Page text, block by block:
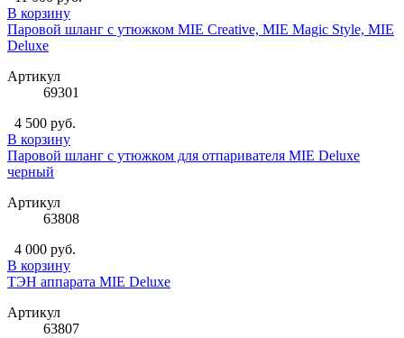
В корзину
Паровой шланг с утюжком MIE Creative, MIE Magic Style, MIE
Deluxe
Артикул
69301
4 500 руб.
В корзину
Паровой шланг с утюжком для отпаривателя MIE Deluxe
черный
Артикул
63808
4 000 руб.
В корзину
ТЭН аппарата MIE Deluxe
Артикул
63807